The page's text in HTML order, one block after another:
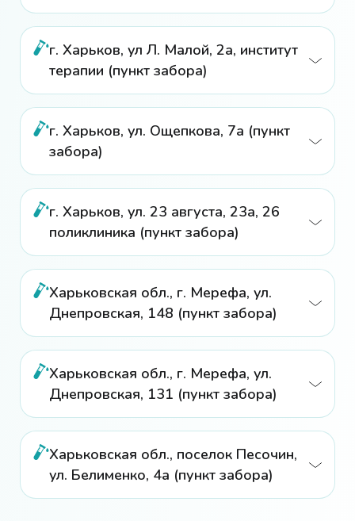
г. Харьков, ул Л. Малой, 2а, институт
терапии (пункт забора)
г. Харьков, ул. Ощепкова, 7a (пункт
забора)
г. Харьков, ул. 23 августа, 23а, 26
поликлиника (пункт забора)
Харьковская обл., г. Мерефа, ул.
Днепровская, 148 (пункт забора)
Харьковская обл., г. Мерефа, ул.
Днепровская, 131 (пункт забора)
Харьковская обл., поселок Песочин,
ул. Белименко, 4а (пункт забора)